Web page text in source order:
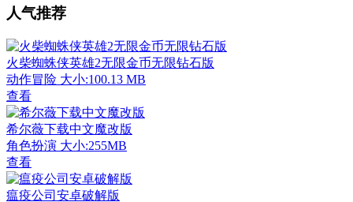
人气推荐
火柴蜘蛛侠英雄2无限金币无限钻石版
动作冒险 大小:100.13 MB
查看
希尔薇下载中文魔改版
角色扮演 大小:255MB
查看
瘟疫公司安卓破解版